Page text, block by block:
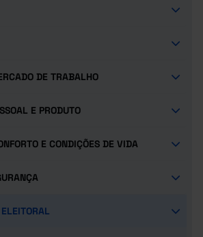
DE TRABALHO
E PRODUTO
E CONDIÇÕES DE VIDA